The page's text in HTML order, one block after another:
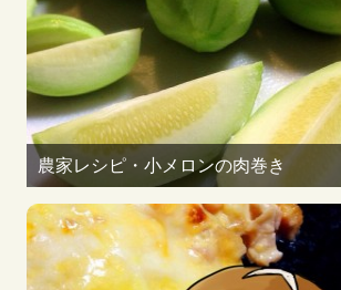
農家レシピ・小メロンの肉巻き